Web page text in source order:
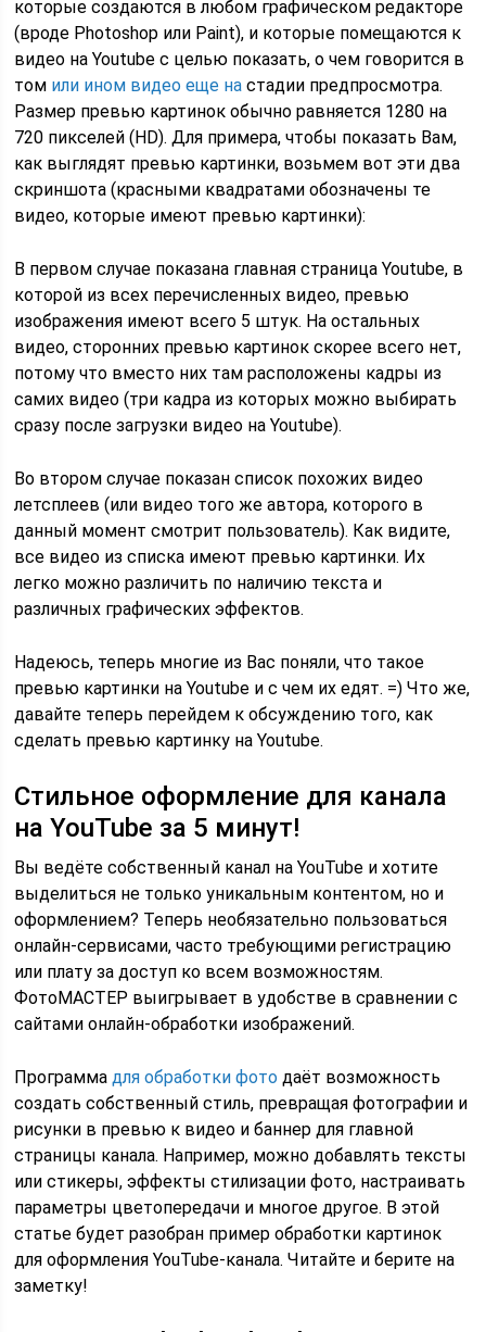
которые создаются в любом графическом редакторе
(вроде Photoshop или Paint), и которые помещаются к
видео на Youtube с целью показать, о чем говорится в
том или ином видео еще на стадии предпросмотра.
Размер превью картинок обычно равняется 1280 на
720 пикселей (HD). Для примера, чтобы показать Вам,
как выглядят превью картинки, возьмем вот эти два
скриншота (красными квадратами обозначены те
видео, которые имеют превью картинки):
В первом случае показана главная страница Youtube, в
которой из всех перечисленных видео, превью
изображения имеют всего 5 штук. На остальных
видео, сторонних превью картинок скорее всего нет,
потому что вместо них там расположены кадры из
самих видео (три кадра из которых можно выбирать
сразу после загрузки видео на Youtube).
Во втором случае показан список похожих видео
летсплеев (или видео того же автора, которого в
данный момент смотрит пользователь). Как видите,
все видео из списка имеют превью картинки. Их
легко можно различить по наличию текста и
различных графических эффектов.
Надеюсь, теперь многие из Вас поняли, что такое
превью картинки на Youtube и с чем их едят. =) Что же,
давайте теперь перейдем к обсуждению того, как
сделать превью картинку на Youtube.
Стильное оформление для канала
на YouTube за 5 минут!
Вы ведёте собственный канал на YouTube и хотите
выделиться не только уникальным контентом, но и
оформлением? Теперь необязательно пользоваться
онлайн-сервисами, часто требующими регистрацию
или плату за доступ ко всем возможностям.
ФотоМАСТЕР выигрывает в удобстве в сравнении с
сайтами онлайн-обработки изображений.
Программадля обработки фото даёт возможность
создать собственный стиль, превращая фотографии и
рисунки в превью к видео и баннер для главной
страницы канала. Например, можно добавлять тексты
или стикеры, эффекты стилизации фото, настраивать
параметры цветопередачи и многое другое. В этой
статье будет разобран пример обработки картинок
для оформления YouTube-канала. Читайте и берите на
заметку!